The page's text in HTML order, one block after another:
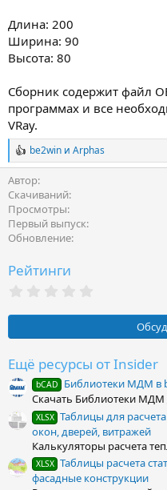
Длина: 200
Ширина: 90
Высота: 80
Сборник содержит файл
программах и все
VRay.
Р
е
а
к
ц
и
и
:
be2win и Arphas
Автор
Скачиваний
Просмотры
Первый выпуск
Обновление
Рейтинги
0
з
ё
з
д
Ещё ресурсы от Insider
bCAD
Библиотеки МДМ в
Скачать Библиотеки МДМ
XLSX Таблицы для
окон, дверей, витражей
Калькуляторы расчета
XLSX Таблицы расчета
фасадные конструкции